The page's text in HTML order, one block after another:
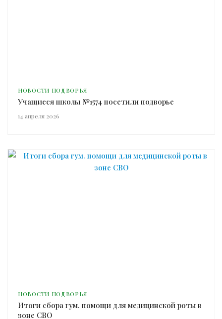
НОВОСТИ ПОДВОРЬЯ
Учащиеся школы №1574 посетили подворье
14 апреля 2026
НОВОСТИ ПОДВОРЬЯ
Итоги сбора гум. помощи для медицинской роты в
зоне СВО